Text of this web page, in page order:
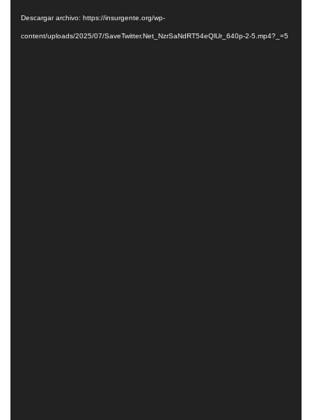
Descargar archivo: https://insurgente.org/wp-
content/uploads/2025/07/SaveTwitter.Net_NzrSaNdRT54eQlUr_640p-2-5.mp4?_=5